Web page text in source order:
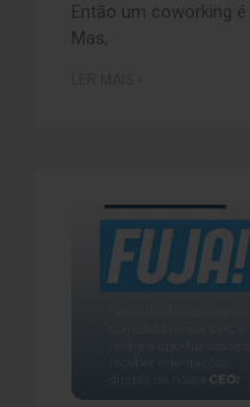
Então um coworking
Mas,